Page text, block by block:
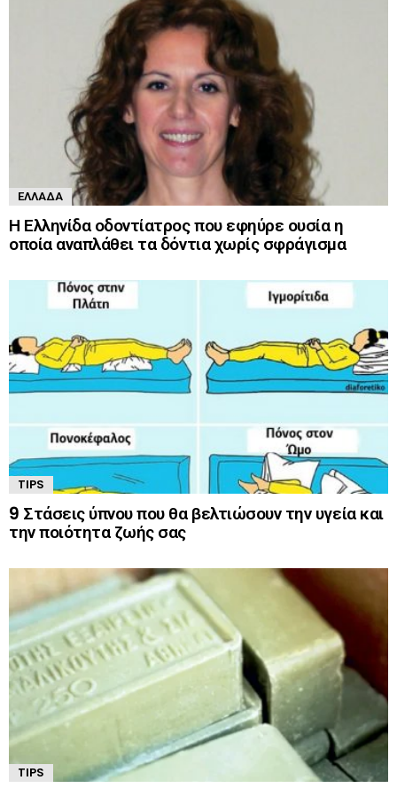
ΕΛΛΆΔΑ
Η Ελληνίδα οδοντίατρος που εφηύρε ουσία η
οποία αναπλάθει τα δόντια χωρίς σφράγισμα
TIPS
9 Στάσεις ύπνου που θα βελτιώσουν την υγεία και
την ποιότητα ζωής σας
TIPS